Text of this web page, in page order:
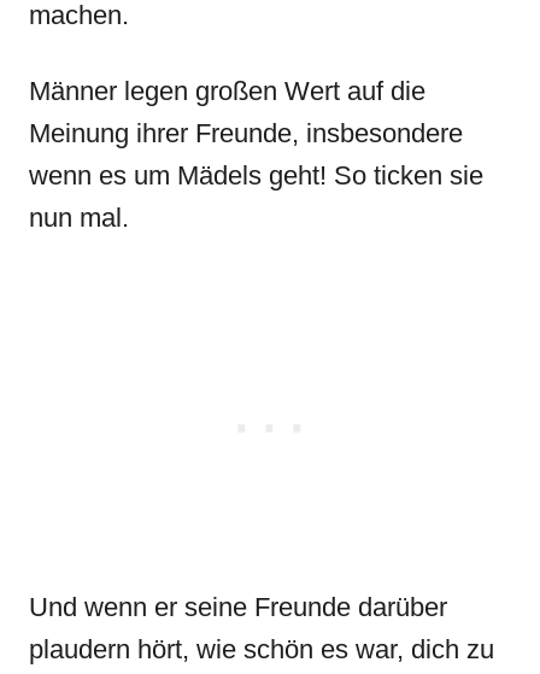
machen.
Männer legen großen Wert auf die
Meinung ihrer Freunde, insbesondere
wenn es um Mädels geht! So ticken sie
nun mal.
Und wenn er seine Freunde darüber
plaudern hört, wie schön es war, dich zu